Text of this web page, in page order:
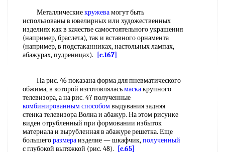
Металлическиекружевамогут быть
использованы в ювелирных или художественных
изделиях как в качестве самостоятельного украшения
(например, браслета), так и вставного орнамента
(например, в подстаканниках, настольных лампах,
абажурах, пудреницах).
[c.167]
На рис. 46 показана форма для пневматического
обжима, в которой изготовляласьмаскакрупного
телевизора, а на рис. 47 полученные
комбинированным способомвыдувания задняя
стенка телевизора Волна и абажур. На этом рисунке
виден отрубленный при формовании избыток
материала и вырубленная в абажуре решетка. Еще
большегоразмераизделие — шкафчик,полученный
с глубокой вытяжкой (рис. 48).
[c.65]